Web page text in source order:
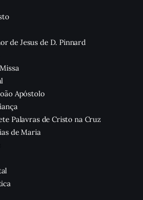
de Jesus de D. Pinnard
Apóstolo
Palavras de Cristo na Cruz
de Maria